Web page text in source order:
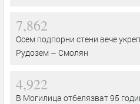
7,862
Осем подпорни стени вече
Рудозем – Смолян
4,922
В Могилица отбелязват 95